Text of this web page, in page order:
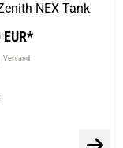
NEX Tank
Versand